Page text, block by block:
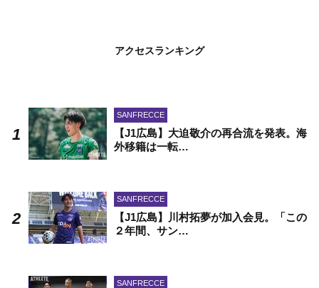
アクセスランキング
SANFRECCE
【J1広島】大迫敬介の再合流を発表。海
外移籍は一転…
SANFRECCE
【J1広島】川村拓夢が加入会見。「この
２年間、サン…
SANFRECCE